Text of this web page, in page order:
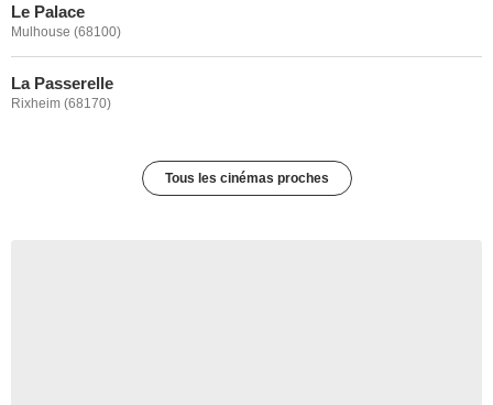
Le Palace
Mulhouse (68100)
La Passerelle
Rixheim (68170)
Tous les cinémas proches